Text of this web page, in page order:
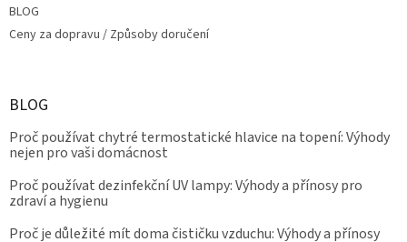
BLOG
Ceny za dopravu / Způsoby doručení
BLOG
Proč používat chytré termostatické hlavice na topení: Výhody
nejen pro vaši domácnost
Proč používat dezinfekční UV lampy: Výhody a přínosy pro
zdraví a hygienu
Proč je důležité mít doma čističku vzduchu: Výhody a přínosy